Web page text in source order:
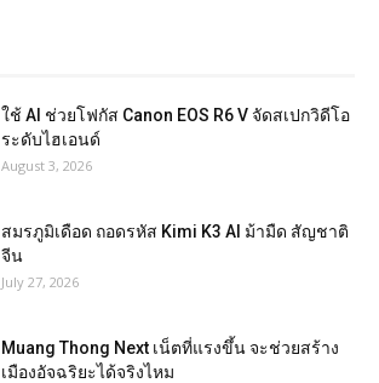
ใช้ AI ช่วยโฟกัส Canon EOS R6 V จัดสเปกวิดีโอ
ระดับไฮเอนด์
August 3, 2026
สมรภูมิเดือด ถอดรหัส Kimi K3 AI ม้ามืด สัญชาติ
จีน
July 27, 2026
Muang Thong Next เน็ตที่แรงขึ้น จะช่วยสร้าง
เมืองอัจฉริยะได้จริงไหม